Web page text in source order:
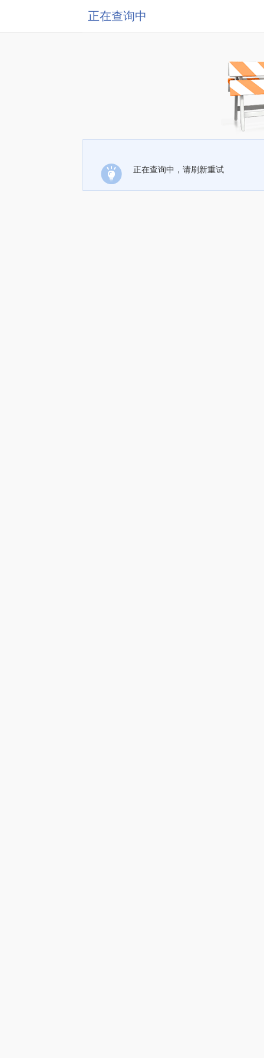
正在查询中
正在查询中，请刷新重试